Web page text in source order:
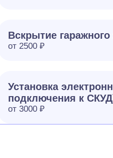
Вскрытие гаражного
от 2500 ₽
Установка
подключения к
от 3000 ₽